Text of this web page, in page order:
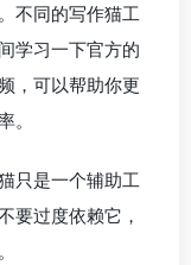
不同的写作猫工
学习一下官方的
，可以帮助你更
。
只是一个辅助工
要过度依赖它，